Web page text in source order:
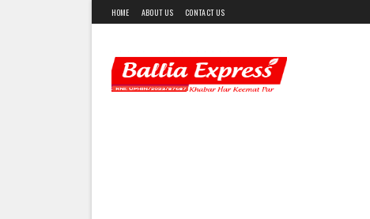
HOME ABOUT US CONTACT US